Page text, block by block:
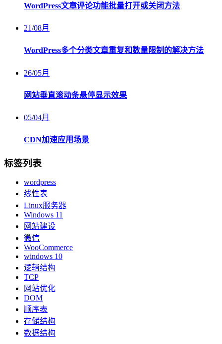
WordPress文章评论功能批量打开或关闭方法
21/08月
WordPress多个分类文章重复和数量限制的解决方法
26/05月
网站垂直滚动条悬停显示效果
05/04月
CDN加速应用场景
标签列表
wordpress
线性表
Linux服务器
Windows 11
网站建设
微信
WooCommerce
windows 10
逻辑结构
TCP
网站优化
DOM
顺序表
存储结构
数据结构